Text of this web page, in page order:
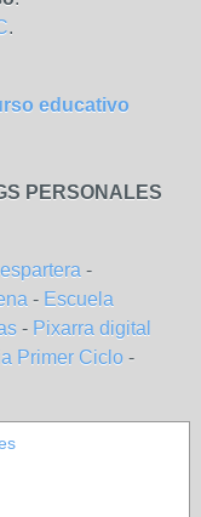
.
educativo
PERSONALES
-
- Escuela
- Pixarra digital
Primer Ciclo -